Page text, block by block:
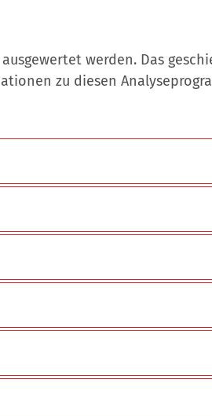
werden. Das
zu diesen